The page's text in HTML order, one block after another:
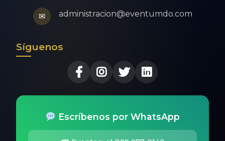
✉ administracion@eventumdo.com
Síguenos
Escríbenos por WhatsApp